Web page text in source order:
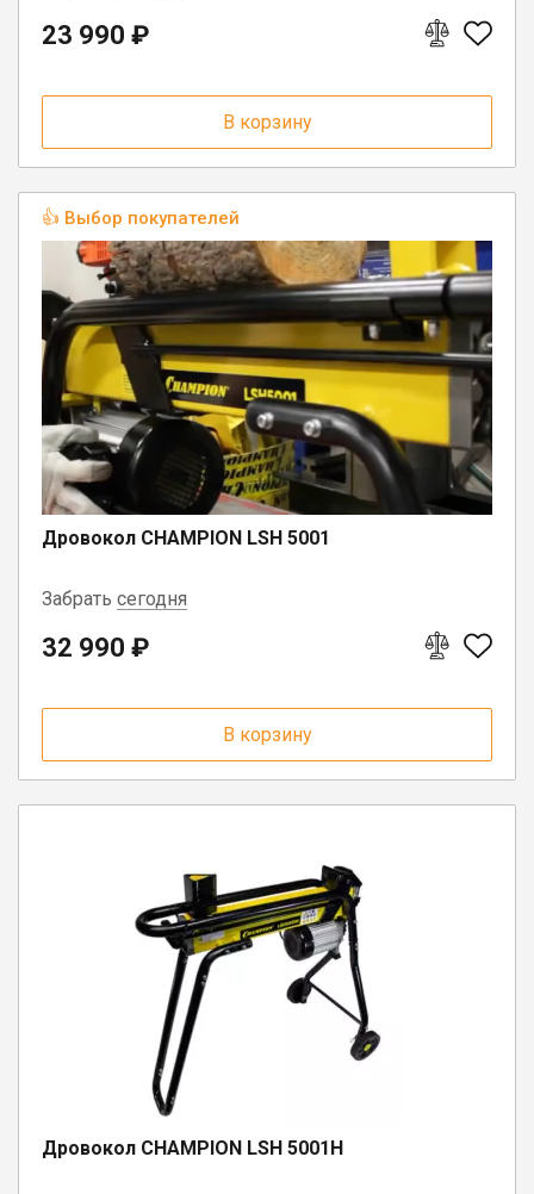
г. Вологда, ул. Саммера, д. 23
23 990 ₽
В корзину
👍 Выбор покупателей
Дровокол CHAMPION LSH 5001
Забрать сегодня
пгт. Чагода, ул. Кооперативная, д.
г. Вологда, ул. Саммера, д. 23
п. Вожега, ул. Советская, д. 15
п. Сямжа, ул. Советская, д. 24А
п. Шексна, ул. Труда, д. 18
п. Депо, ул. Советская, д. 13
п. Коноша, ул. Советская, д. 72А
г. Белозерск, ул. С.Орлова, д. 10А
32 990 ₽
В корзину
Дровокол CHAMPION LSH 5001H